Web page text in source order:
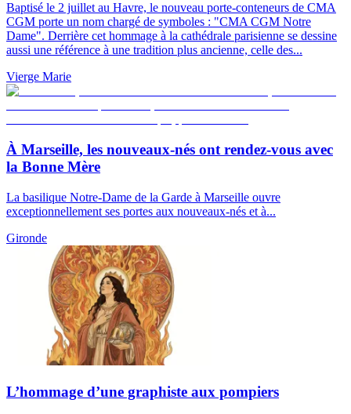
Baptisé le 2 juillet au Havre, le nouveau porte-conteneurs de CMA
CGM porte un nom chargé de symboles : "CMA CGM Notre
Dame". Derrière cet hommage à la cathédrale parisienne se dessine
aussi une référence à une tradition plus ancienne, celle des...
Vierge Marie
À Marseille, les nouveaux-nés ont rendez-vous avec
la Bonne Mère
La basilique Notre-Dame de la Garde à Marseille ouvre
exceptionnellement ses portes aux nouveaux-nés et à...
Gironde
L’hommage d’une graphiste aux pompiers